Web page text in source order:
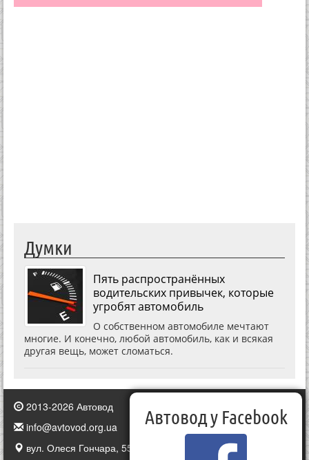
Думки
Пять распространённых
водительских привычек, которые
угробят автомобиль
О собственном автомобиле мечтают
многие. И конечно, любой автомобиль, как и всякая
другая вещь, может сломаться.
2013-2026 Автовод
info@avtovod.org.ua
вул. Олеся Гончара, 55, Київ, Україна
Автовод у Facebook